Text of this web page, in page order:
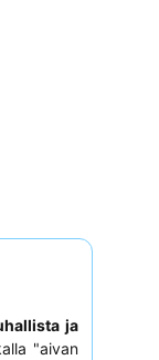
ja
"aivan